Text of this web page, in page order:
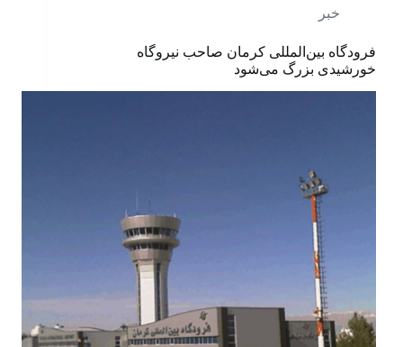
خبر
فرودگاه بین‌المللی کرمان صاحب نیروگاه
خورشیدی بزرگ می‌شود